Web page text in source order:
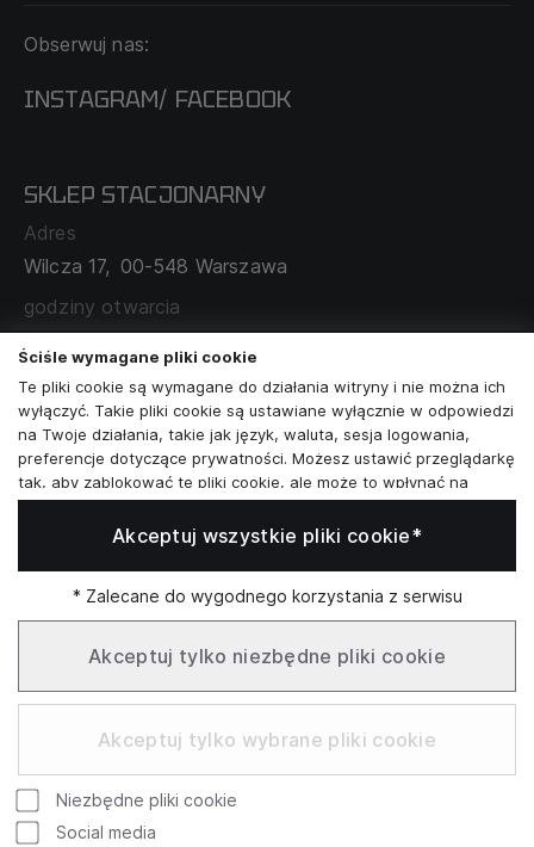
DOSTAWA I PŁATNOŚĆ
O NAS
MAPA SERWISU
ZAMÓWIENIA KORPORACYJNE
WSPÓŁPRACA Z PARTNERAMI
Obserwuj nas:
INSTAGRAM/ FACEBOOK
SKLEP STACJONARNY
Adres
Wilcza 17, 00-548 Warszawa
godziny otwarcia
poniedziałek - sobota: 11:00 - 19:00
Skontaktuj się z nami
+48573581161
info@reytel.pl
Whatsapp
Infolinia: Pn–Pt 09:00–17:00
Ściśle wymagane pliki cookie
Te pliki cookie są wymagane do działania witryny i nie można ich
wyłączyć. Takie pliki cookie są ustawiane wyłącznie w odpowiedzi
na Twoje działania, takie jak język, waluta, sesja logowania,
preferencje dotyczące prywatności. Możesz ustawić przeglądarkę
tak, aby zablokować te pliki cookie, ale może to wpłynąć na
sposób działania naszej witryny.
Analizy i statystyki
Marketing i retargeting
Te pliki cookie są zwykle ustawiane przez naszych partnerów
marketingowych i reklamowych. Mogą być przez nich
wykorzystywane do tworzenia profilu Twoich zainteresowań, a
następnie wyświetlania odpowiednich reklam. Jeśli nie zezwolisz
Twoich interesów.
Funkcjonalne pliki cookie
Te pliki cookie umożliwiają naszej witrynie oferowanie
dodatkowych funkcji i ustawień osobistych. Mogą być ustawione
Akceptuj wszystkie pliki cookie*
* Zalecane do wygodnego korzystania z serwisu
Akceptuj tylko niezbędne pliki cookie
Akceptuj tylko wybrane pliki cookie
Niezbędne pliki cookie
Social media